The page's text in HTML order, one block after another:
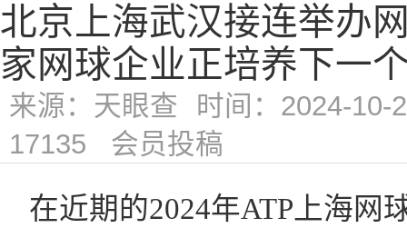
北京上海武汉接连举办
家网球企业正培养下一
来源：天眼查
时间：2024-10-
17135 会员投稿
在近期的2024年ATP上海网